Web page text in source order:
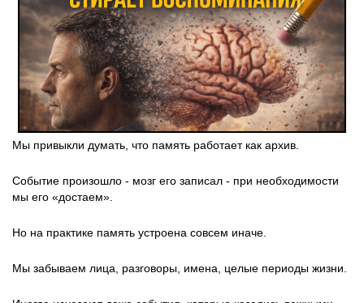
Мы привыкли думать, что память работает как архив.
Событие произошло - мозг его записал - при необходимости
мы его «достаем».
Но на практике память устроена совсем иначе.
Мы забываем лица, разговоры, имена, целые периоды жизни.